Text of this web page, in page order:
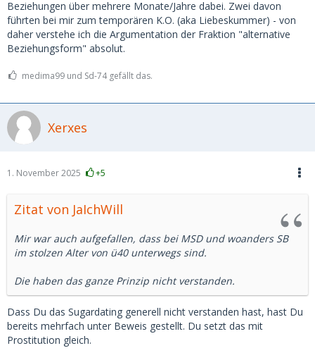
Beziehungen über mehrere Monate/Jahre dabei. Zwei davon
führten bei mir zum temporären K.O. (aka Liebeskummer) - von
daher verstehe ich die Argumentation der Fraktion "alternative
Beziehungsform" absolut.
medima99 und Sd-74 gefällt das.
Xerxes
1. November 2025 +5
Zitat von JaIchWill
Mir war auch aufgefallen, dass bei MSD und woanders SB
im stolzen Alter von ü40 unterwegs sind.
Die haben das ganze Prinzip nicht verstanden.
Dass Du das Sugardating generell nicht verstanden hast, hast Du
bereits mehrfach unter Beweis gestellt. Du setzt das mit
Prostitution gleich.